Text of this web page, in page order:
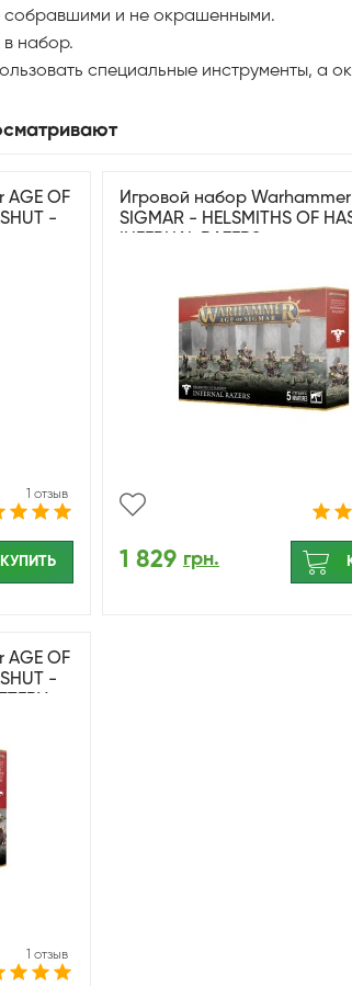
и не окрашенными.
в набор.
специальные инструменты, а
OF
-
1 отзыв
КУПИТЬ
Игровой набор Warhammer
SIGMAR - HELSMITHS OF
1 829 грн.
OF
-
1 отзыв